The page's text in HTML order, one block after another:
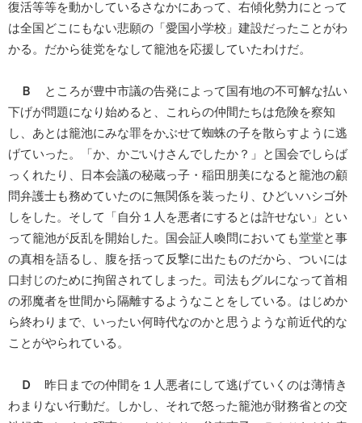
復活等等を動かしているさなかにあって、右傾化勢力にとって
は全国どこにもない悲願の「愛国小学校」建設だったことがわ
かる。だから徒党をなして籠池を応援していたわけだ。
Ｂ
ところが豊中市議の告発によって国有地の不可解な払い
下げが問題になり始めると、これらの仲間たちは危険を察知
し、あとは籠池にみな罪をかぶせて蜘蛛の子を散らすように逃
げていった。「か、かごいけさんでしたか？」と国会でしらば
っくれたり、日本会議の秘蔵っ子・稲田朋美になると籠池の顧
問弁護士も務めていたのに無関係を装ったり、ひどいハシゴ外
しをした。そして「自分１人を悪者にするとは許せない」とい
って籠池が反乱を開始した。国会証人喚問においても堂堂と事
の真相を語るし、腹を括って反撃に出たものだから、ついには
口封じのために拘留されてしまった。司法もグルになって首相
の邪魔者を世間から隔離するようなことをしている。はじめか
ら終わりまで、いったい何時代なのかと思うような前近代的な
ことがやられている。
Ｄ
昨日までの仲間を１人悪者にして逃げていくのは薄情き
わまりない行動だ。しかし、それで怒った籠池が財務省との交